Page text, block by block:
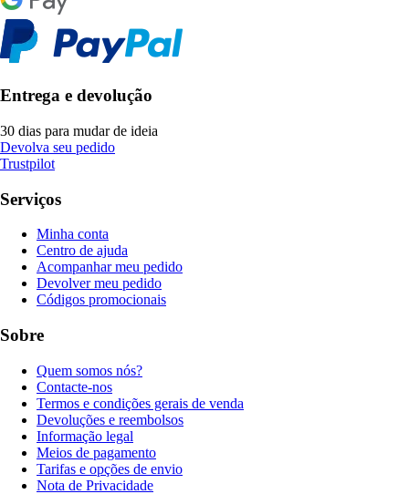
Entrega e devolução
30 dias para mudar de ideia
Devolva seu pedido
Trustpilot
Serviços
Minha conta
Centro de ajuda
Acompanhar meu pedido
Devolver meu pedido
Códigos promocionais
Sobre
Quem somos nós?
Contacte-nos
Termos e condições gerais de venda
Devoluções e reembolsos
Informação legal
Meios de pagamento
Tarifas e opções de envio
Nota de Privacidade